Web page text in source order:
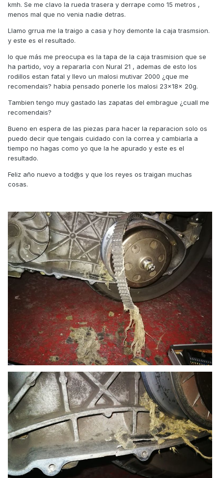
kmh. Se me clavo la rueda trasera y derrape como 15 metros ,
menos mal que no venia nadie detras.
Llamo grrua me la traigo a casa y hoy demonte la caja trasmsion.
y este es el resultado.
lo que más me preocupa es la tapa de la caja trasmision que se
ha partido, voy a repararla con Nural 21 , ademas de esto los
rodillos estan fatal y llevo un malosi mutivar 2000 ¿que me
recomendais? habia pensado ponerle los malosi 23x18x 20g.
Tambien tengo muy gastado las zapatas del embrague ¿cuall me
recomendais?
Bueno en espera de las piezas para hacer la reparacion solo os
puedo decir que tengais cuidado con la correa y cambiarla a
tiempo no hagas como yo que la he apurado y este es el
resultado.
Feliz año nuevo a tod@s y que los reyes os traigan muchas
cosas.